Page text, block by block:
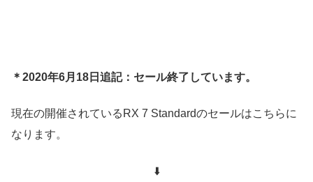
＊2020年6月18日追記：セール終了しています。
現在の開催されているRX 7 Standardのセールはこちらに
なります。
⬇️